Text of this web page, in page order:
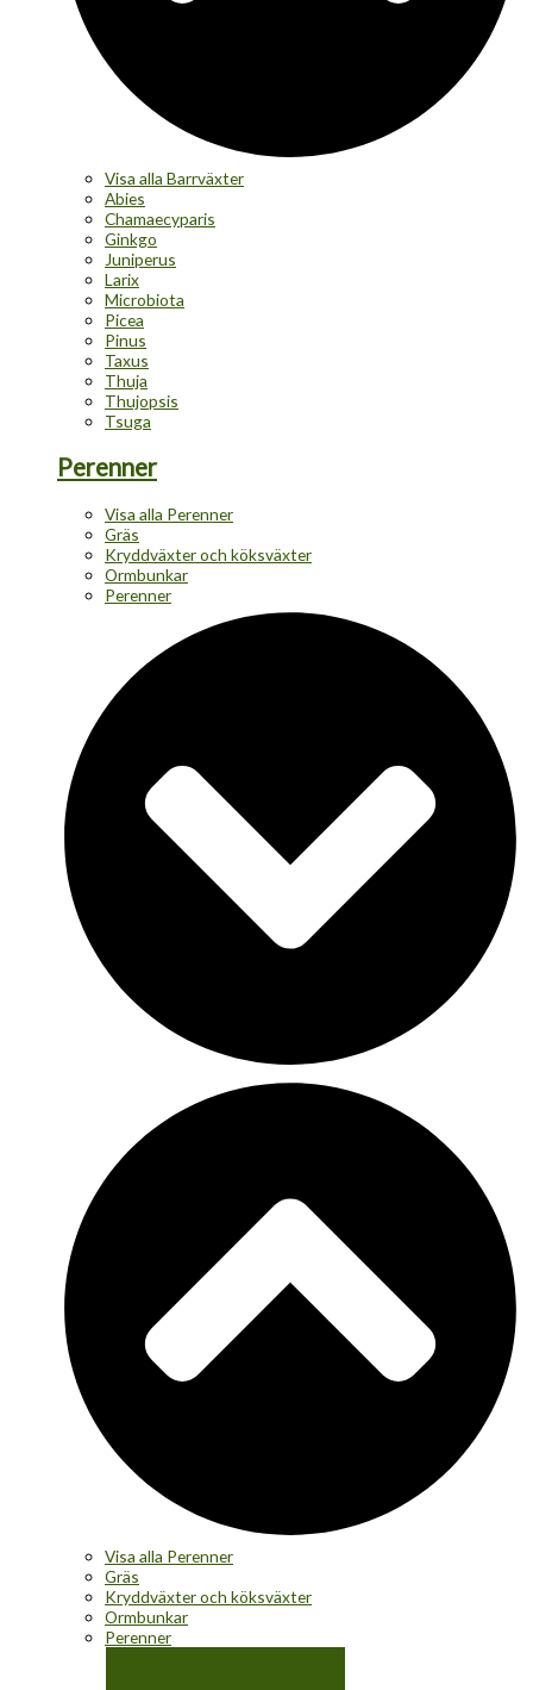
Visa alla Barrväxter
Abies
Chamaecyparis
Ginkgo
Juniperus
Larix
Microbiota
Picea
Pinus
Taxus
Thuja
Thujopsis
Tsuga
Perenner
Visa alla Perenner
Gräs
Kryddväxter och köksväxter
Ormbunkar
Perenner
Visa alla Perenner
Gräs
Kryddväxter och köksväxter
Ormbunkar
Perenner